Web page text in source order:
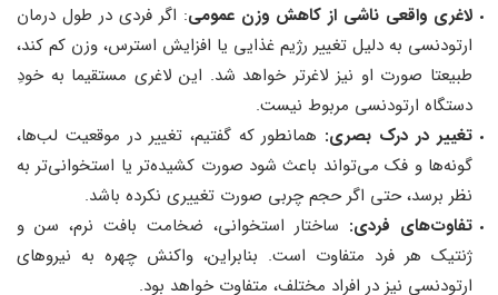
لاغری واقعی ناشی از کاهش وزن عمومی: اگر فردی در طول درمان
ارتودنسی به دلیل تغییر رژیم غذایی یا افزایش استرس، وزن کم کند،
طبیعتا صورت او نیز لاغرتر خواهد شد. این لاغری مستقیما به خودِ
دستگاه ارتودنسی مربوط نیست.
تغییر در درک بصری: همانطور که گفتیم، تغییر در موقعیت لب‌ها،
گونه‌ها و فک می‌تواند باعث شود صورت کشیده‌تر یا استخوانی‌تر به
نظر برسد، حتی اگر حجم چربی صورت تغییری نکرده باشد.
تفاوت‌های فردی: ساختار استخوانی، ضخامت بافت نرم، سن و
ژنتیک هر فرد متفاوت است. بنابراین، واکنش چهره به نیروهای
ارتودنسی نیز در افراد مختلف، متفاوت خواهد بود.